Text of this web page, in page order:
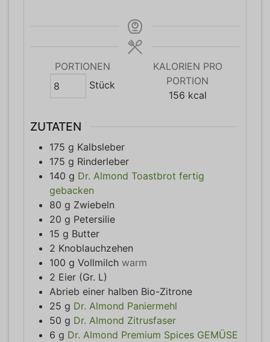
PORTIONEN
Stück
KALORIEN PRO
PORTION
156 kcal
ZUTATEN
175 g Kalbsleber
175 g Rinderleber
140 g Dr. Almond Toastbrot fertig
gebacken
80 g Zwiebeln
20 g Petersilie
15 g Butter
2 Knoblauchzehen
100 g Vollmilch warm
2 Eier (Gr. L)
Abrieb einer halben Bio-Zitrone
25 g Dr. Almond Paniermehl
50 g Dr. Almond Zitrusfaser
6 g Dr. Almond Premium Spices GEMÜSE